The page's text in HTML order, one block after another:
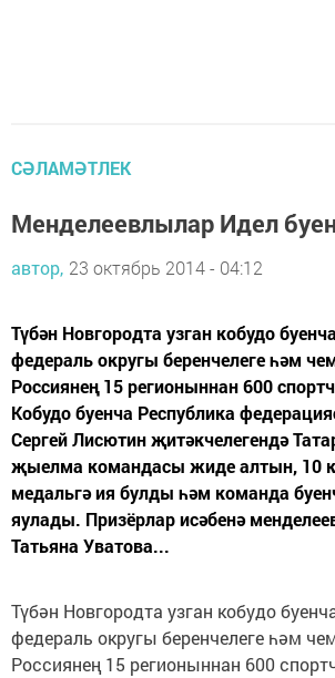
СӘЛАМӘТЛЕК
Менделеевлылар Идел
автор, 23 октябрь 2014 - 04:12
Түбән Новгородта узган кобудо
федераль округы беренчелеге һәм
Россиянең 15 регионыннан 600
Кобудо буенча Республика
Сергей Лисютин җитәкчелегендә
җыелма командасы жиде алтын, 10
медальгә ия булды һәм команда
яулады. Призёрлар исәбенә
Татьяна Уватова...
Түбән Новгородта узган кобудо
федераль округы беренчелеге һәм
Россиянең 15 регионыннан 600